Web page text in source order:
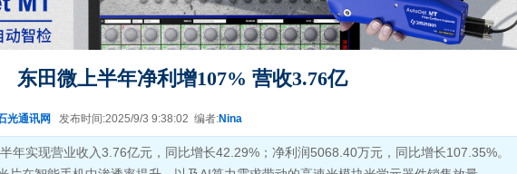
东田微上半年净利增107% 营收3.76亿
光通讯网 发布时间:2025/9/3 9:38:02 编者:Nina
年实现营业收入3.76亿元，同比增长42.29%；净利润5068.40万元，同比增长107.35%。